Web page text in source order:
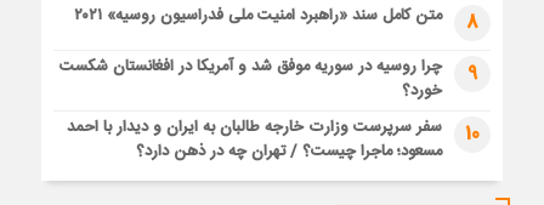
8 متن کامل سند «راهبرد امنیت ملی فدراسیون روسیه» ۲۰۲۱
9
چرا روسیه در سوریه موفق شد و آمریکا در افغانستان شکست
خورد؟
10
سفر سرپرست وزارت خارجه طالبان به ایران و دیدار با احمد
مسعود؛ ماجرا چیست؟ / تهران چه در ذهن دارد؟